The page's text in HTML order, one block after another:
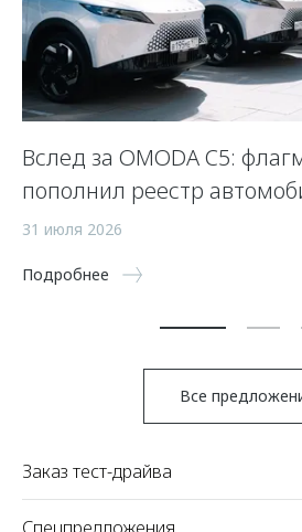
Вслед за OMODA C5:
пополнил реестр
31 июля 2026
Подробнее
Все
Заказ тест-драйва